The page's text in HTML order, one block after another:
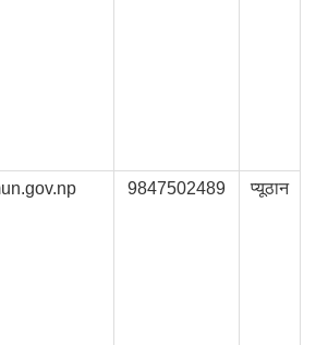
9847502489 प्यूठान